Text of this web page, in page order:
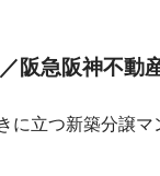
阪急阪神不動
に立つ新築分譲マ